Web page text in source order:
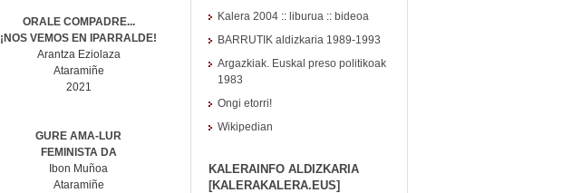
ORALE COMPADRE...
¡NOS VEMOS EN IPARRALDE!
Arantza Eziolaza
Ataramiñe
2021
GURE AMA-LUR
FEMINISTA DA
Ibon Muñoa
Ataramiñe
Kalera 2004 :: liburua :: bideoa
BARRUTIK aldizkaria 1989-1993
Argazkiak. Euskal preso politikoak
1983
Ongi etorri!
Wikipedian
KALERAINFO ALDIZKARIA
[KALERAKALERA.EUS]